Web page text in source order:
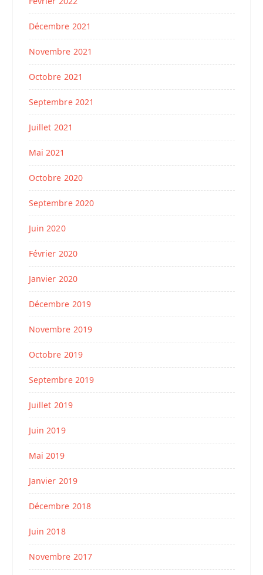
Décembre 2021
Novembre 2021
Octobre 2021
Septembre 2021
Juillet 2021
Mai 2021
Octobre 2020
Septembre 2020
Juin 2020
Février 2020
Janvier 2020
Décembre 2019
Novembre 2019
Octobre 2019
Septembre 2019
Juillet 2019
Juin 2019
Mai 2019
Janvier 2019
Décembre 2018
Juin 2018
Novembre 2017